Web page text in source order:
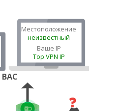
Местоположение
неизвестный
Ваше IP
Top VPN IP
ВАС